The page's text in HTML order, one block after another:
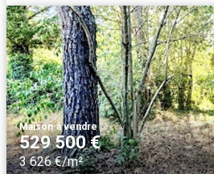
Maison·à vendre
529 500 €
3 626 €/m²